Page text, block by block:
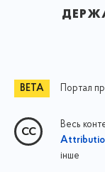
Портал
Весь
інше